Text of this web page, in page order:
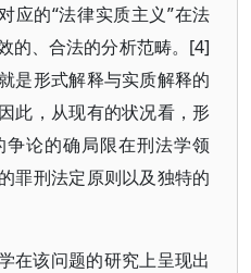
应的“法律实质主义”在法
的、合法的分析范畴。[4]
是形式解释与实质解释的
此，从现有的状况看，形
论的确局限在刑法学领
罪刑法定原则以及独特的
在该问题的研究上呈现出